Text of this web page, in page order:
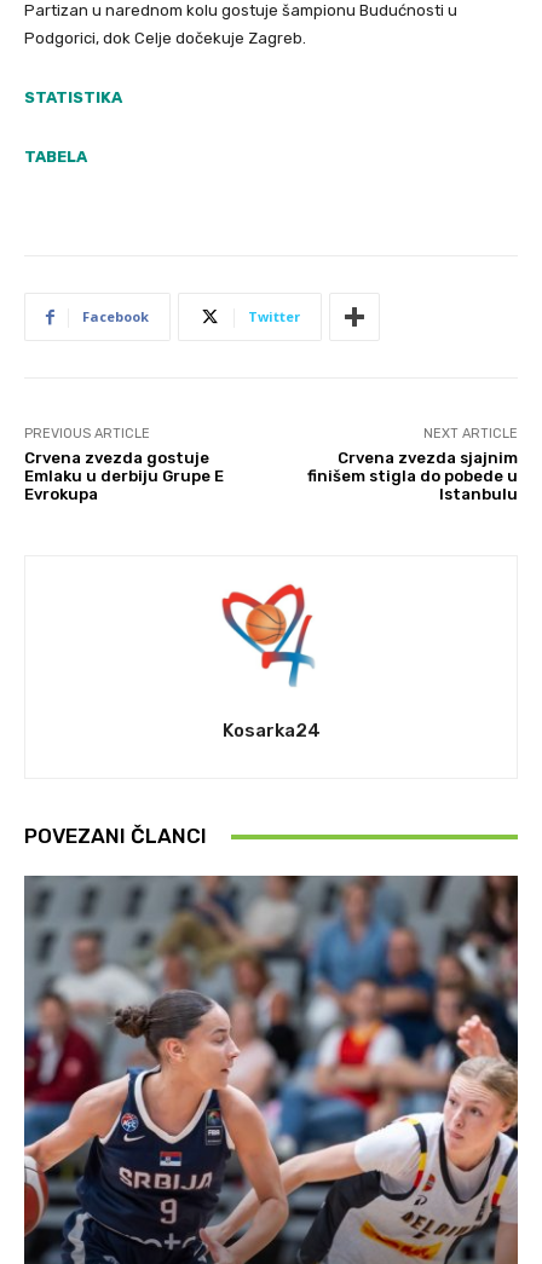
Partizan u narednom kolu gostuje šampionu Budućnosti u
Podgorici, dok Celje dočekuje Zagreb.
STATISTIKA
TABELA
Facebook Twitter
PREVIOUS ARTICLE
Crvena zvezda gostuje
Emlaku u derbiju Grupe E
Evrokupa
NEXT ARTICLE
Crvena zvezda sjajnim
finišem stigla do pobede u
Istanbulu
Kosarka24
POVEZANI ČLANCI